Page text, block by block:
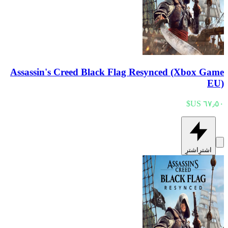
Assassin's Creed Black Flag Resynced (Xbox Game
EU)
اشترِ اشترِ